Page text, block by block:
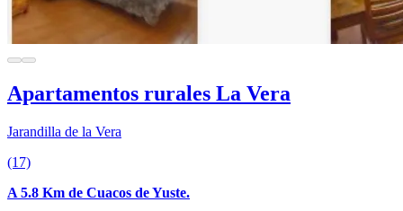
Apartamentos rurales La Vera
Jarandilla de la Vera
(17)
A 5.8 Km de Cuacos de Yuste.